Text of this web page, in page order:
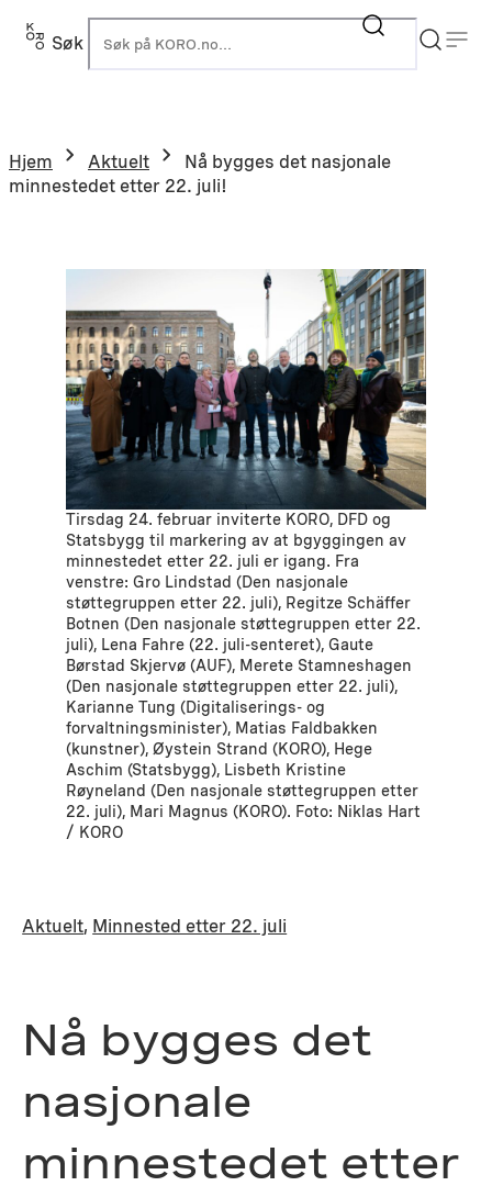
Hopp
Søk
Hjem Aktuelt
Nå bygges det nasjonale
minnestedet etter 22. juli!
Tirsdag 24. februar inviterte KORO, DFD og
Statsbygg til markering av at bgyggingen av
minnestedet etter 22. juli er igang. Fra
venstre: Gro Lindstad (Den nasjonale
støttegruppen etter 22. juli), Regitze Schäffer
Botnen (Den nasjonale støttegruppen etter 22.
juli), Lena Fahre (22. juli-senteret), Gaute
Børstad Skjervø (AUF), Merete Stamneshagen
(Den nasjonale støttegruppen etter 22. juli),
Karianne Tung (Digitaliserings- og
forvaltningsminister), Matias Faldbakken
(kunstner), Øystein Strand (KORO), Hege
Aschim (Statsbygg), Lisbeth Kristine
Røyneland (Den nasjonale støttegruppen etter
22. juli), Mari Magnus (KORO). Foto: Niklas Hart
/ KORO
Aktuelt, Minnested etter 22. juli
Nå bygges det
nasjonale
minnestedet etter